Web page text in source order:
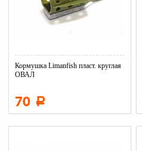
Кормушка Limanfish пласт. круглая
ОВАЛ
70 Р